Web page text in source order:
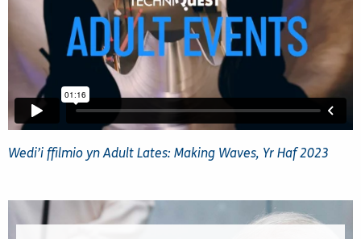
Wedi’i ffilmio yn Adult Lates: Making Waves, Yr Haf 2023